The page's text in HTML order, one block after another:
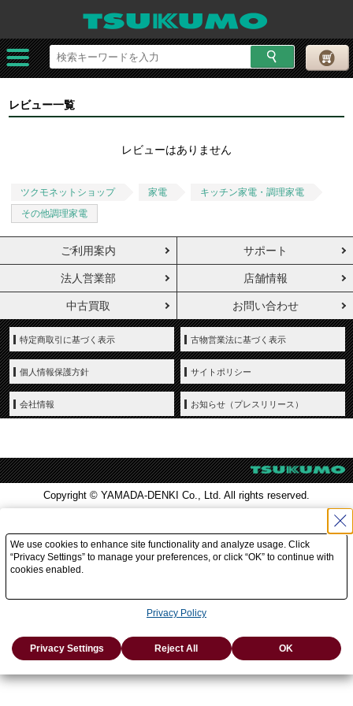
レビュー一覧
レビューはありません
ツクモネットショップ 家電
キッチン家電・調理家電
その他調理家電
ご利用案内 サポート
法人営業部 店舗情報
中古買取 お問い合わせ
特定商取引に基づく表示 古物営業法に基づく表示
個人情報保護方針 サイトポリシー
会社情報 お知らせ（プレスリリース）
Copyright © YAMADA-DENKI Co., Ltd. All rights reserved.
We use cookies to enhance site functionality and analyze usage. Click
“Privacy Settings” to manage your preferences, or click “OK” to continue with
cookies enabled.
Privacy Policy
Privacy Settings Reject All OK